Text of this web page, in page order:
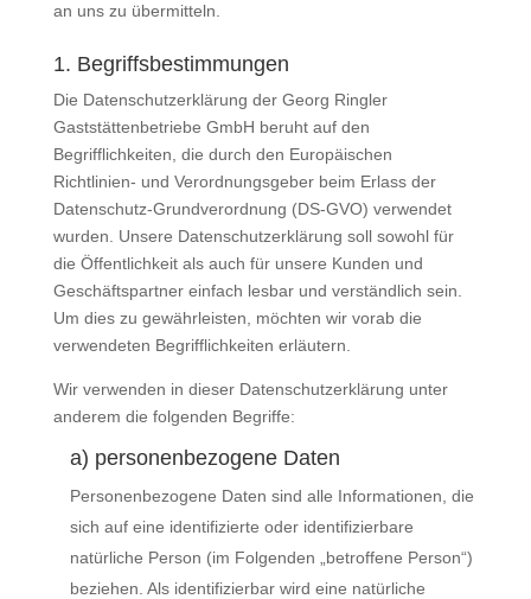
an uns zu übermitteln.
1. Begriffsbestimmungen
Die Datenschutzerklärung der Georg Ringler
Gaststättenbetriebe GmbH beruht auf den
Begrifflichkeiten, die durch den Europäischen
Richtlinien- und Verordnungsgeber beim Erlass der
Datenschutz-Grundverordnung (DS-GVO) verwendet
wurden. Unsere Datenschutzerklärung soll sowohl für
die Öffentlichkeit als auch für unsere Kunden und
Geschäftspartner einfach lesbar und verständlich sein.
Um dies zu gewährleisten, möchten wir vorab die
verwendeten Begrifflichkeiten erläutern.
Wir verwenden in dieser Datenschutzerklärung unter
anderem die folgenden Begriffe:
a) personenbezogene Daten
Personenbezogene Daten sind alle Informationen, die
sich auf eine identifizierte oder identifizierbare
natürliche Person (im Folgenden „betroffene Person“)
beziehen. Als identifizierbar wird eine natürliche